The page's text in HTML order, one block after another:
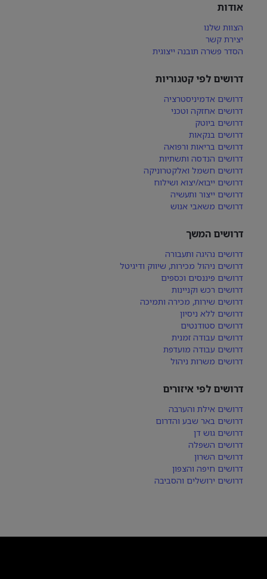
אודות
הצוות שלנו
יצירת קשר
הסדר פשרה תובנה ייצוגית
דרושים לפי קטגוריות
דרושים אדמיניסטרציה
דרושים אחזקה וטכני
דרושים ביוטק
דרושים בנקאות
דרושים בריאות ורפואה
דרושים הנדסה ותשתיות
דרושים חשמל ואלקטרוניקה
דרושים ייבוא/יצוא ושילוח
דרושים ייצור ותעשיה
דרושים משאבי אנוש
דרושים המשך
דרושים נהיגה ותעבורה
דרושים ניהול מכירות, שיווק ודיגיטל
דרושים פיננסים וכספים
דרושים רכש וקניינות
דרושים שירות, מכירה ותמיכה
דרושים ללא ניסיון
דרושים סטודנטים
דרושים עבודה זמנית
דרושים עבודה מועדפת
דרושים משרות ניהול
דרושים לפי איזורים
דרושים אילת והערבה
דרושים באר שבע והדרום
דרושים גוש דן
דרושים השפלה
דרושים השרון
דרושים חיפה והצפון
דרושים ירושלים והסביבה